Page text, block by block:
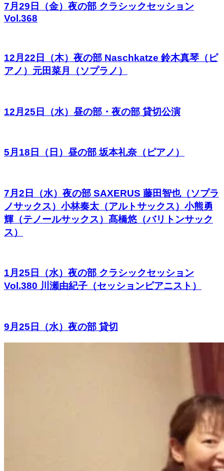
7月29日（金）夜の部 クラシックセッション
Vol.368
12月22日（木）夜の部 Naschkatze 鈴木真琴（ピ
アノ）元田菜月（ソプラノ）
12月25日（水）昼の部・夜の部 貸切公演
5月18日（日）昼の部 坂本礼奈（ピアノ）
7月2日（水）夜の部 SAXERUS 藤田智也（ソプラ
ノサックス）小林奏太（アルトサックス）小熊勇
輝（テノールサックス）髙橋悠（バリトンサック
ス）
1月25日（水）夜の部 クラシックセッション
Vol.380 川瀬由紀子（セッションピアニスト）
9月25日（水）夜の部 貸切